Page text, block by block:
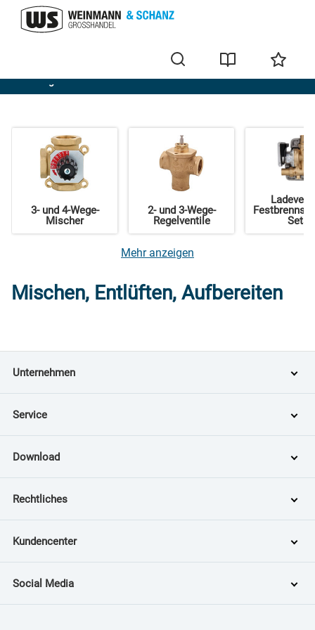
Heizung
3- und 4-Wege-
Mischer
2- und 3-Wege-
Regelventile
Sets
Mehr anzeigen
Mischen, Entlüften, Aufbereiten
Unternehmen
Service
Download
Rechtliches
Kundencenter
Social Media